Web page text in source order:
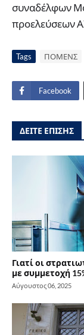
συναδέλφων
προελεύσεων
Tags ΠΟΜΕΝΣ
Facebook
ΔΕΙΤΕ ΕΠΙΣΗΣ
Γιατί οι
με συμμετοχή
Αύγουστος 06, 2025